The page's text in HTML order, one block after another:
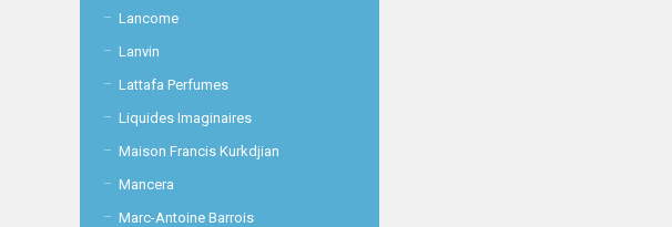
Lancome
Lanvin
Lattafa Perfumes
Liquides Imaginaires
Maison Francis Kurkdjian
Mancera
Marc-Antoine Barrois